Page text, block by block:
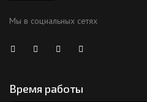
Мы в социальных сетях
Время работы
Анна